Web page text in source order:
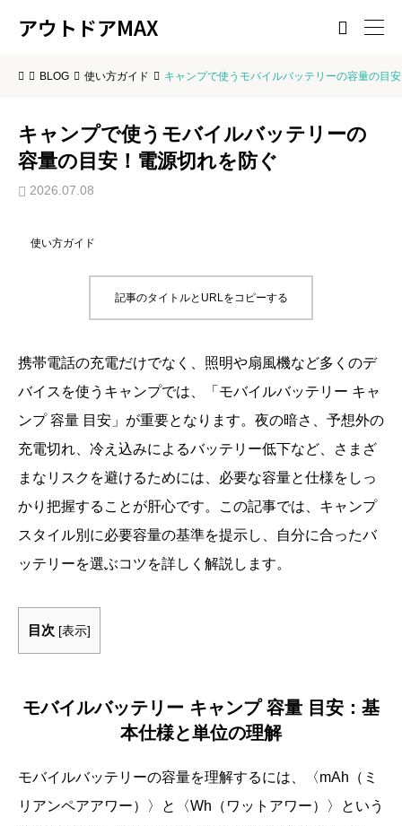
アウトドアMAX 
BLOG 使い方ガイド キャンプで使うモバイルバッテリーの容量の目
キャンプで使うモバイルバッテリーの
容量の目安！電源切れを防ぐ
2026.07.08
使い方ガイド
記事のタイトルとURLをコピーする
携帯電話の充電だけでなく、照明や扇風機など多くのデ
バイスを使うキャンプでは、「モバイルバッテリー キャ
ンプ 容量 目安」が重要となります。夜の暗さ、予想外の
充電切れ、冷え込みによるバッテリー低下など、さまざ
まなリスクを避けるためには、必要な容量と仕様をしっ
かり把握することが肝心です。この記事では、キャンプ
スタイル別に必要容量の基準を提示し、自分に合ったバ
ッテリーを選ぶコツを詳しく解説します。
目次 [表示]
モバイルバッテリー キャンプ 容量 目安：基
本仕様と単位の理解
モバイルバッテリーの容量を理解するには、〈mAh（ミ
リアンペアアワー）〉と〈Wh（ワットアワー）〉という